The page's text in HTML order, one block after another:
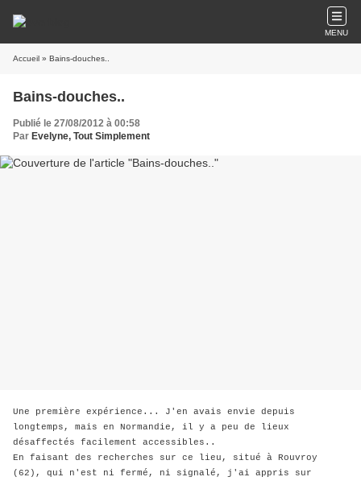
MENU
Accueil » Bains-douches..
Bains-douches..
Publié le 27/08/2012 à 00:58
Par Evelyne, Tout Simplement
Une première expérience... J'en avais envie depuis
longtemps, mais en Normandie, il y a peu de lieux
désaffectés facilement accessibles..
En faisant des recherches sur ce lieu, situé à Rouvroy
(62), qui n'est ni fermé, ni signalé, j'ai appris sur